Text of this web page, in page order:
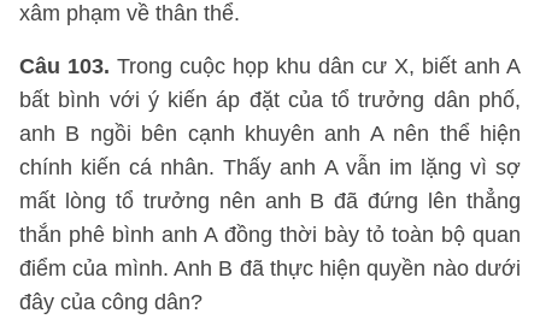
xâm phạm về thân thể.
Câu 103. Trong cuộc họp khu dân cư X, biết anh A
bất bình với ý kiến áp đặt của tổ trưởng dân phố,
anh B ngồi bên cạnh khuyên anh A nên thể hiện
chính kiến cá nhân. Thấy anh A vẫn im lặng vì sợ
mất lòng tổ trưởng nên anh B đã đứng lên thẳng
thắn phê bình anh A đồng thời bày tỏ toàn bộ quan
điểm của mình. Anh B đã thực hiện quyền nào dưới
đây của công dân?